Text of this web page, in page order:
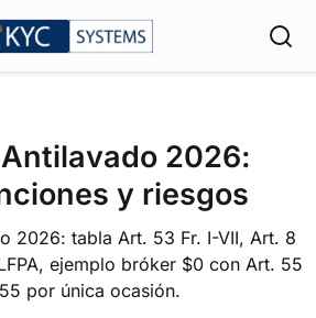
2026:
y riesgos
2026: tabla Art. 53 Fr. I-VII, Art. 8
ejemplo bróker $0 con Art. 55
por única ocasión.